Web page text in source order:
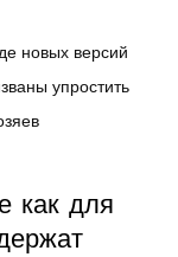
новых версий
упростить
как для